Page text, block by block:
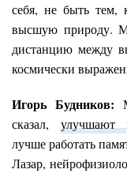
себя, не быть тем,
высшую природу.
дистанцию между
космически
Игорь Будников:
сказал, улучшают
лучше работать
Лазар,